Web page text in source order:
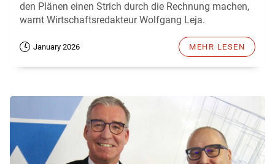
den Plänen einen Strich durch die Rechnung machen,
warnt Wirtschaftsredakteur Wolfgang Leja.
January 2026 MEHR LESEN